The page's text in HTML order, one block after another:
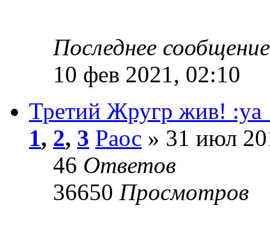
Последнее
10 фев 2021, 02:10
Третий Жругр жив!
1, 2, 3 Раос » 31 июл
46 Ответов
36650 Просмотров